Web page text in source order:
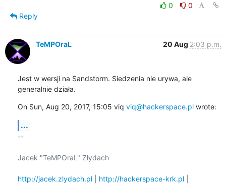
0
0
Reply
TeMPOraL 20 Aug 2:03 p.m.
Jest w wersji na Sandstorm. Siedzenia nie urywa, ale
generalnie działa.
On Sun, Aug 20, 2017, 15:05 viq viq@hackerspace.pl wrote:
...
--
Jacek "TeMPOraL" Złydach
http://jacek.zlydach.pl | http://hackerspace-krk.pl